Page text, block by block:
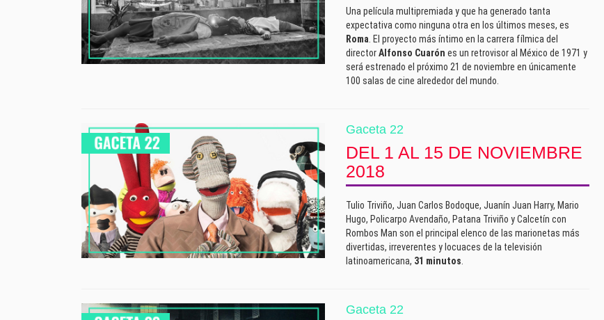
Una película multipremiada y que ha generado tanta
expectativa como ninguna otra en los últimos meses, es
Roma . El proyecto más íntimo en la carrera fílmica del
directorAlfonso Cuarón es un retrovisor al México de 1971 y
será estrenado el próximo 21 de noviembre en únicamente
100 salas de cine alrededor del mundo.
Gaceta 22
DEL 1 AL 15 DE NOVIEMBRE
2018
Tulio Triviño, Juan Carlos Bodoque, Juanín Juan Harry, Mario
Hugo, Policarpo Avendaño, Patana Triviño y Calcetín con
Rombos Man son el principal elenco de las marionetas más
divertidas, irreverentes y locuaces de la televisión
latinoamericana, 31 minutos
Gaceta 22